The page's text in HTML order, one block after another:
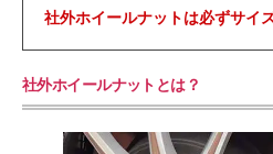
社外ホイールナットは必ずサイ
社外ホイールナットとは？